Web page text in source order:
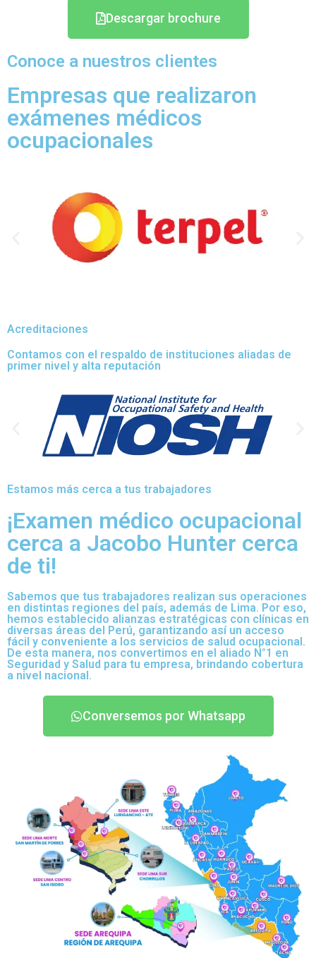
Descargar brochure
Conoce a nuestros clientes
Empresas que realizaron
exámenes médicos
ocupacionales
Acreditaciones
Contamos con el respaldo de instituciones aliadas de
primer nivel y alta reputación
Estamos más cerca a tus trabajadores
¡Examen médico ocupacional
cerca a Jacobo Hunter cerca
de ti!
Sabemos que tus trabajadores realizan sus operaciones
en distintas regiones del país, además de Lima. Por eso,
hemos establecido alianzas estratégicas con clínicas en
diversas áreas del Perú, garantizando así un acceso
fácil y conveniente a los servicios de salud ocupacional.
De esta manera, nos convertimos en el aliado N°1 en
Seguridad y Salud para tu empresa, brindando cobertura
a nivel nacional.
Conversemos por Whatsapp